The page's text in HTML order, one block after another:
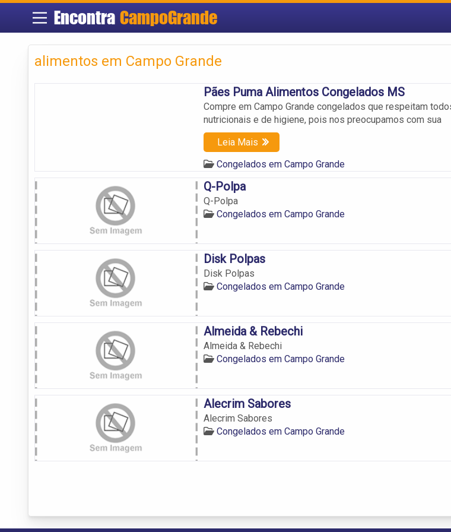
Encontra CampoGrande
alimentos em Campo Grande
Pães Puma Alimentos Congelados MS
Compre em Campo Grande congelados que respeitam
nutricionais e de higiene, pois nos preocupamos com sua
Leia Mais
Congelados em Campo Grande
Q-Polpa
Q-Polpa
Congelados em Campo Grande
Disk Polpas
Disk Polpas
Congelados em Campo Grande
Almeida & Rebechi
Almeida & Rebechi
Congelados em Campo Grande
Alecrim Sabores
Alecrim Sabores
Congelados em Campo Grande